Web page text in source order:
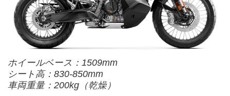
ホイールベース：1509mm
シート高：830-850mm
車両重量：200kg（乾燥）